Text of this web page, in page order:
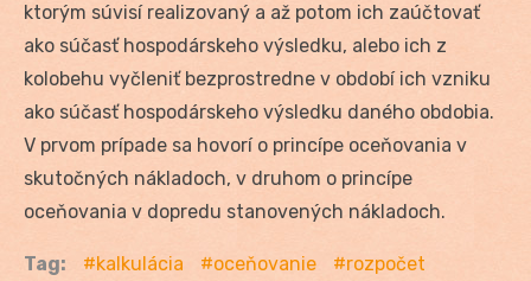
ktorým súvisí realizovaný a až potom ich zaúčtovať
ako súčasť hospodárskeho výsledku, alebo ich z
kolobehu vyčleniť bezprostredne v období ich vzniku
ako súčasť hospodárskeho výsledku daného obdobia.
V prvom prípade sa hovorí o princípe oceňovania v
skutočných nákladoch, v druhom o princípe
oceňovania v dopredu stanovených nákladoch.
Tag: kalkulácia oceňovanie
rozpočet